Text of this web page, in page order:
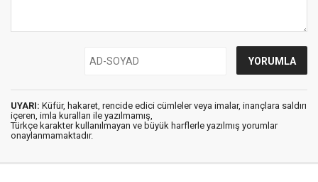
UYARI: Küfür, hakaret, rencide edici cümleler veya imalar, inançlara saldırı
içeren, imla kuralları ile yazılmamış,
Türkçe karakter kullanılmayan ve büyük harflerle yazılmış yorumlar
onaylanmamaktadır.